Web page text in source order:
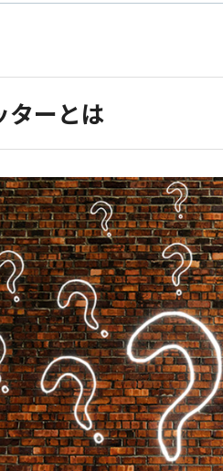
ターとは